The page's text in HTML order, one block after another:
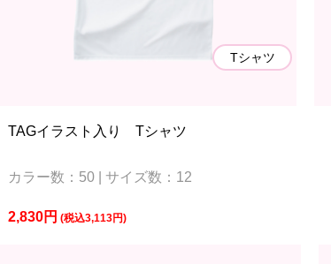
TAGイラスト入り Tシャツ
カラー数：50 | サイズ数：12
Tシャツ
2,830円 (税込3,113円)